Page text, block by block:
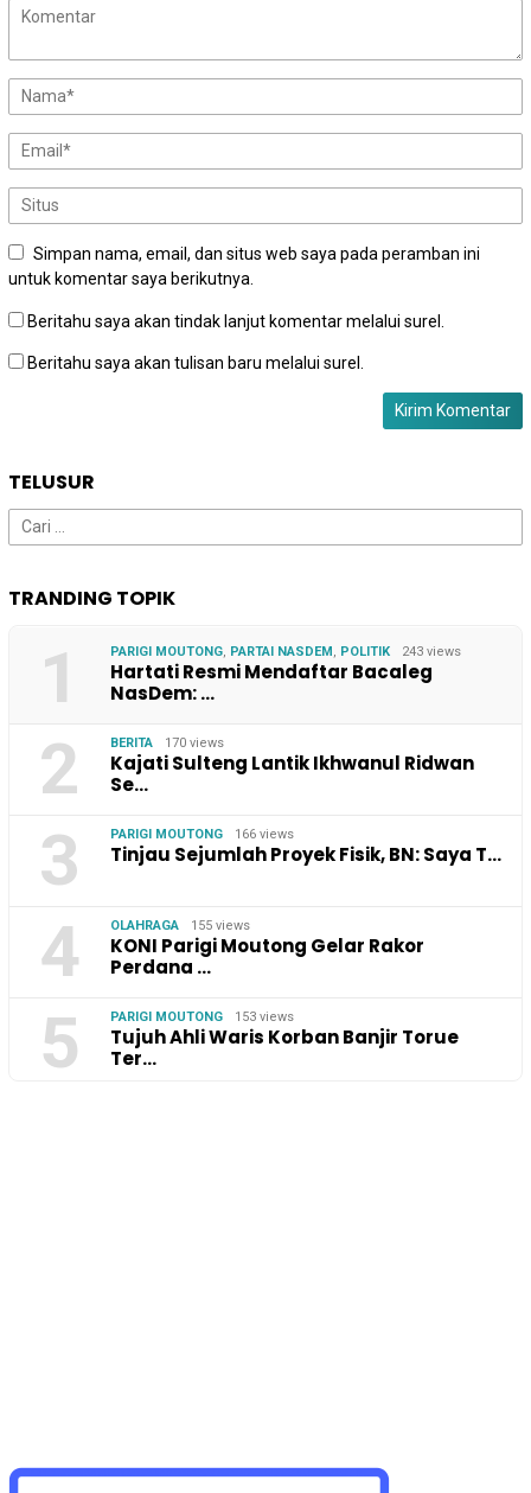
Simpan nama, email, dan situs web saya pada peramban ini
untuk komentar saya berikutnya.
Beritahu saya akan tindak lanjut komentar melalui surel.
Beritahu saya akan tulisan baru melalui surel.
TELUSUR
Cari
untuk:
TRANDING TOPIK
1 PARIGI MOUTONG, PARTAI NASDEM , POLITIK 243 views
Hartati Resmi Mendaftar Bacaleg
NasDem: …
2 BERITA 170 views
Kajati Sulteng Lantik Ikhwanul Ridwan
Se…
3 PARIGI MOUTONG 166 views
Tinjau Sejumlah Proyek Fisik, BN: Saya T…
4 OLAHRAGA 155 views
KONI Parigi Moutong Gelar Rakor
Perdana …
5 PARIGI MOUTONG 153 views
Tujuh Ahli Waris Korban Banjir Torue
Ter…